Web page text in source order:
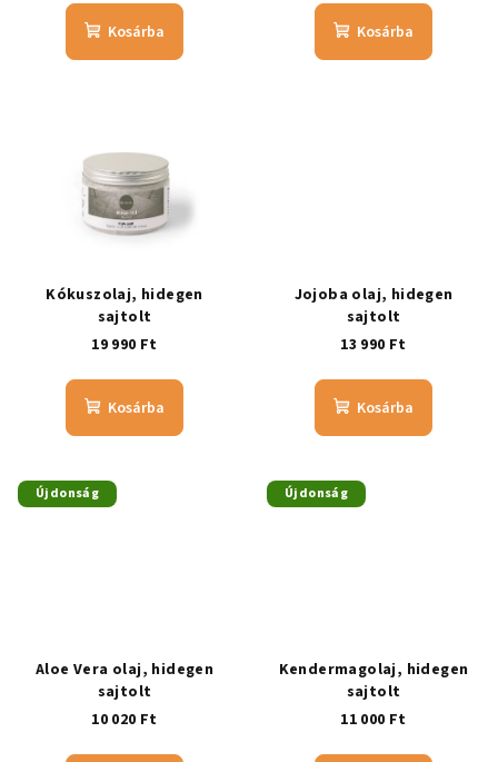
Kosárba Kosárba
Kókuszolaj, hidegen
sajtolt
19 990 Ft
Kosárba
Jojoba olaj, hidegen
sajtolt
13 990 Ft
Kosárba
Újdonság
Aloe Vera olaj, hidegen
sajtolt
10 020 Ft
Újdonság
Kendermagolaj, hidegen
sajtolt
11 000 Ft